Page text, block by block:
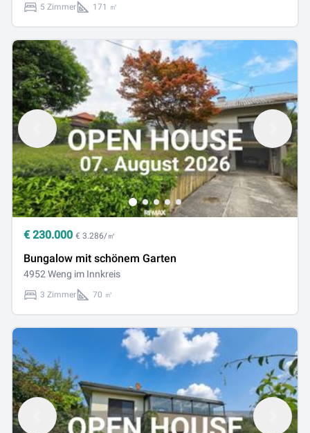
5 Zimmer 171 ㎡
€ 230.000 € 3.286/㎡
Bungalow mit schönem Garten
4952 Weng im Innkreis
3 Zimmer 70 ㎡